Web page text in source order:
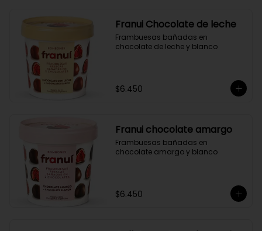
Franui Chocolate de leche
Frambuesas bañadas en
chocolate de leche y blanco
$6.450
Franui chocolate amargo
Frambuesas bañadas en
chocolate amargo y blanco
$6.450